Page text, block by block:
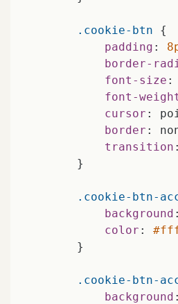
.cookie-btn {
padding :
border-
font-size :
font-
cursor :
border :
transition
        }
.cookie-btn-
background
color :
        }
.cookie-btn-
background